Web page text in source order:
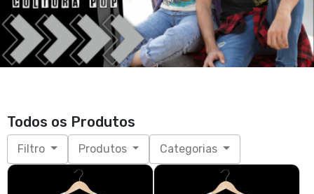
Todos os Produtos
Filtro Produtos Categorias